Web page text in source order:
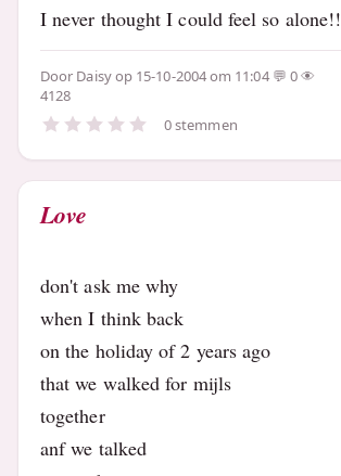
I never thought I could feel so alone!!
Door Daisyop 15-10-2004 om 11:04
0
4128
0 stemmen
Love
don't ask me why
when I think back
on the holiday of 2 years ago
that we walked for mijls
together
anf we talked